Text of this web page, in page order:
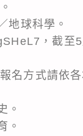
地球科學。
，截至
名方式請依
。
。